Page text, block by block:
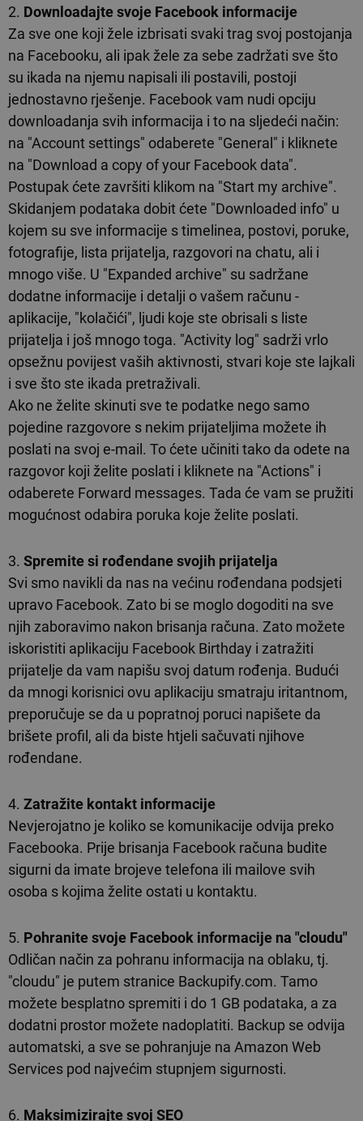
2. Downloadajte svoje Facebook informacije
Za sve one koji žele izbrisati svaki trag svoj postojanja
na Facebooku, ali ipak žele za sebe zadržati sve što
su ikada na njemu napisali ili postavili, postoji
jednostavno rješenje. Facebook vam nudi opciju
downloadanja svih informacija i to na sljedeći način:
na "Account settings" odaberete "General" i kliknete
na "Download a copy of your Facebook data".
Postupak ćete završiti klikom na "Start my archive".
Skidanjem podataka dobit ćete "Downloaded info" u
kojem su sve informacije s timelinea, postovi, poruke,
fotografije, lista prijatelja, razgovori na chatu, ali i
mnogo više. U "Expanded archive" su sadržane
dodatne informacije i detalji o vašem računu -
aplikacije, "kolačići", ljudi koje ste obrisali s liste
prijatelja i još mnogo toga. "Activity log" sadrži vrlo
opsežnu povijest vaših aktivnosti, stvari koje ste lajkali
i sve što ste ikada pretraživali.
Ako ne želite skinuti sve te podatke nego samo
pojedine razgovore s nekim prijateljima možete ih
poslati na svoj e-mail. To ćete učiniti tako da odete na
razgovor koji želite poslati i kliknete na "Actions" i
odaberete Forward messages. Tada će vam se pružiti
mogućnost odabira poruka koje želite poslati.
3. Spremite si rođendane svojih prijatelja
Svi smo navikli da nas na većinu rođendana podsjeti
upravo Facebook. Zato bi se moglo dogoditi na sve
njih zaboravimo nakon brisanja računa. Zato možete
iskoristiti aplikaciju Facebook Birthday i zatražiti
prijatelje da vam napišu svoj datum rođenja. Budući
da mnogi korisnici ovu aplikaciju smatraju iritantnom,
preporučuje se da u popratnoj poruci napišete da
brišete profil, ali da biste htjeli sačuvati njihove
rođendane.
4. Zatražite kontakt informacije
Nevjerojatno je koliko se komunikacije odvija preko
Facebooka. Prije brisanja Facebook računa budite
sigurni da imate brojeve telefona ili mailove svih
osoba s kojima želite ostati u kontaktu.
5. Pohranite svoje Facebook informacije na "cloudu"
Odličan način za pohranu informacija na oblaku, tj.
"cloudu" je putem stranice Backupify.com. Tamo
možete besplatno spremiti i do 1 GB podataka, a za
dodatni prostor možete nadoplatiti. Backup se odvija
automatski, a sve se pohranjuje na Amazon Web
Services pod najvećim stupnjem sigurnosti.
6. Maksimizirajte svoj SEO